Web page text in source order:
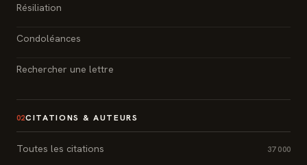
Résiliation
Condoléances
Rechercher une lettre
02CITATIONS & AUTEURS
Toutes les citations 37 000